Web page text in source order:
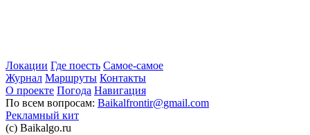
Локации Где поесть Самое-самое
Журнал Маршруты Контакты
О проекте Погода Навигация
По всем вопросам: Baikalfrontir@gmail.com
Рекламный кит
(с) Baikalgo.ru